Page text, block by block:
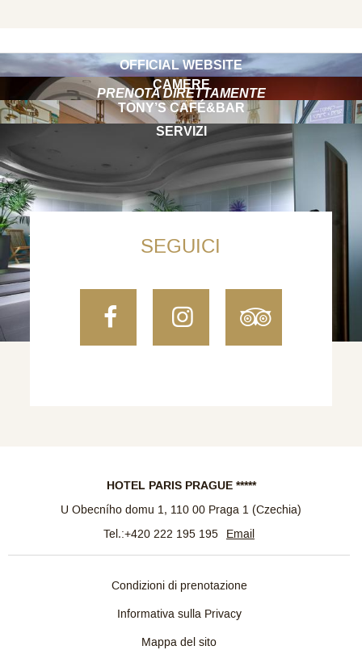
OFFICIAL WEBSITE
PRENOTA DIRETTAMENTE
CAMERE
TONY’S CAFÉ&BAR
SERVIZI
SEGUICI
FacebookInstagram
HOTEL PARIS PRAGUE *****
U Obecního domu 1, 110 00 Praga 1 (Czechia)
Tel.:+420 222 195 195 Email
Condizioni di prenotazione
Informativa sulla Privacy
Mappa del sito